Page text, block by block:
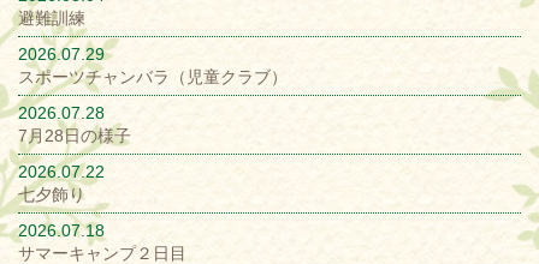
避難訓練
2026.07.29
スポーツチャンバラ（児童クラブ）
2026.07.28
7月28日の様子
2026.07.22
七夕飾り
2026.07.18
サマーキャンプ２日目